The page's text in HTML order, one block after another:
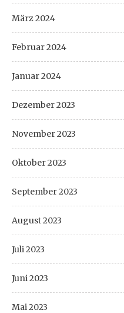
März 2024
Februar 2024
Januar 2024
Dezember 2023
November 2023
Oktober 2023
September 2023
August 2023
Juli 2023
Juni 2023
Mai 2023